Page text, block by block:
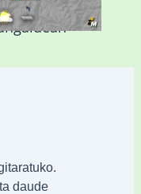
gehiago eta
daude